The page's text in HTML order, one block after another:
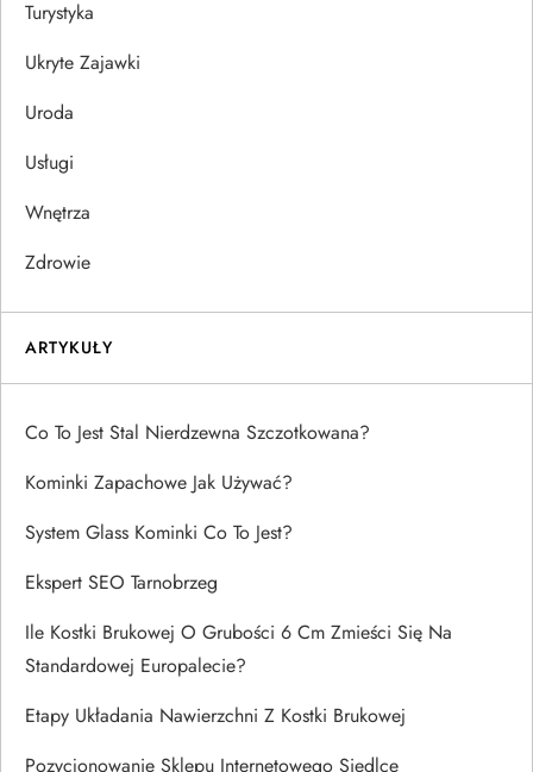
Turystyka
Ukryte Zajawki
Uroda
Usługi
Wnętrza
Zdrowie
ARTYKUŁY
Co To Jest Stal Nierdzewna Szczotkowana?
Kominki Zapachowe Jak Używać?
System Glass Kominki Co To Jest?
Ekspert SEO Tarnobrzeg
Ile Kostki Brukowej O Grubości 6 Cm Zmieści Się Na
Standardowej Europalecie?
Etapy Układania Nawierzchni Z Kostki Brukowej
Pozycjonowanie Sklepu Internetowego Siedlce